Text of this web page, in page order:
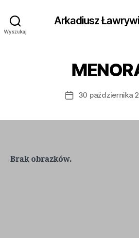
Wyszukaj
Arkadiusz
Data30 października
Brak obrazków.